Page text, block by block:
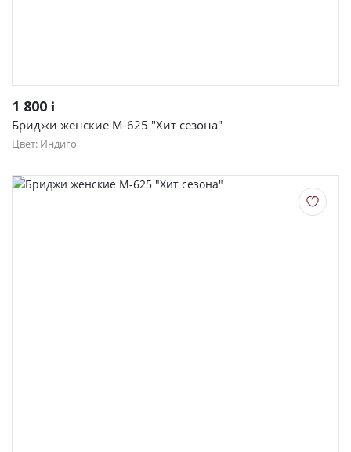
1 800 i
Бриджи женские М-625 "Хит сезона"
Цвет: Индиго